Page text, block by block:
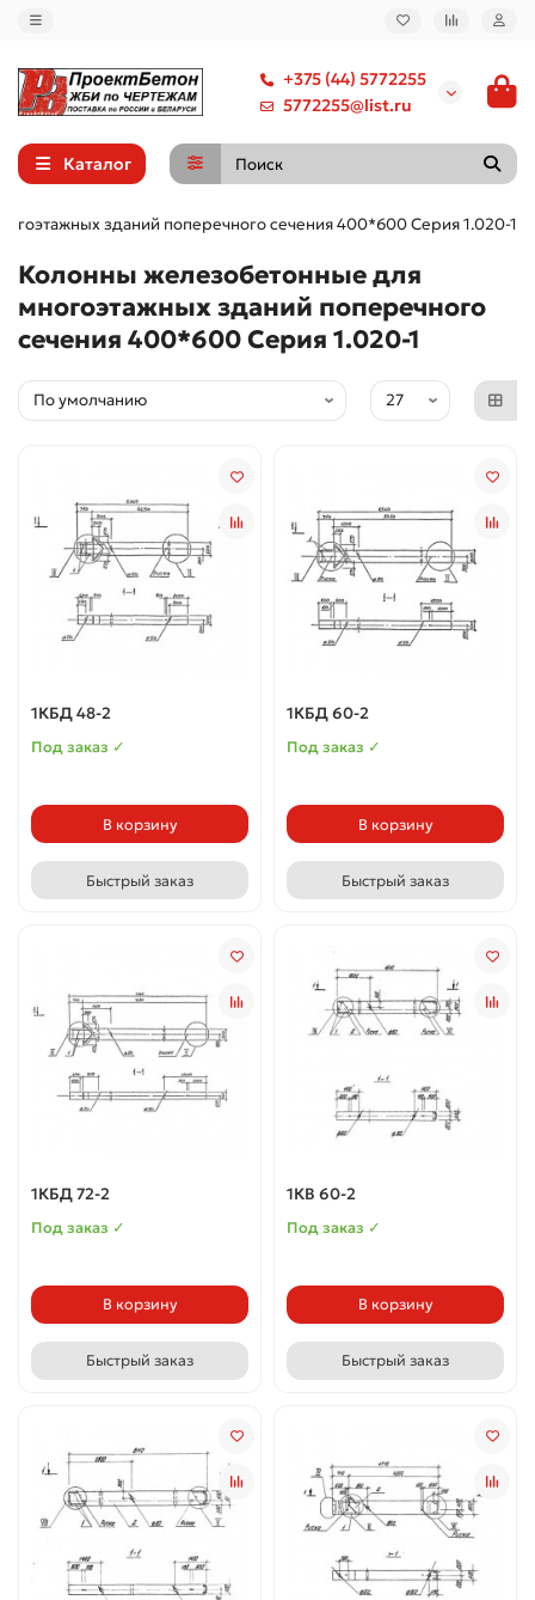
+375 (44) 5772255
5772255@list.ru
Каталог
зданий поперечного сечения 400*600 Серия 1.020-1
Колонны железобетонные для
многоэтажных зданий поперечного
сечения 400*600 Серия 1.020-1
1КБД 48-2
Под заказ ✓
В корзину
Быстрый заказ
1КБД 60-2
Под заказ ✓
В корзину
Быстрый заказ
1КБД 72-2
Под заказ ✓
В корзину
Быстрый заказ
1КВ 60-2
Под заказ ✓
В корзину
Быстрый заказ